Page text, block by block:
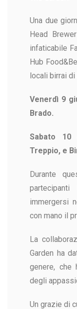
Una due
Head
infaticabile
Hub
locali birrai di
Venerdì 9
Brado.
Sabato 10
Treppio, e
Durante
immergersi
con mano il
La
Garden ha
genere, che
degli
Un grazie di